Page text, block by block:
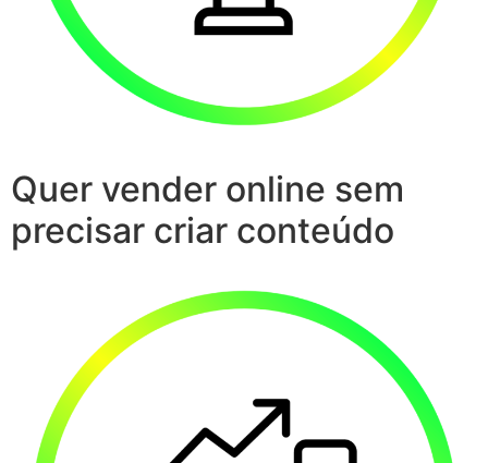
Quer vender online sem
precisar criar conteúdo